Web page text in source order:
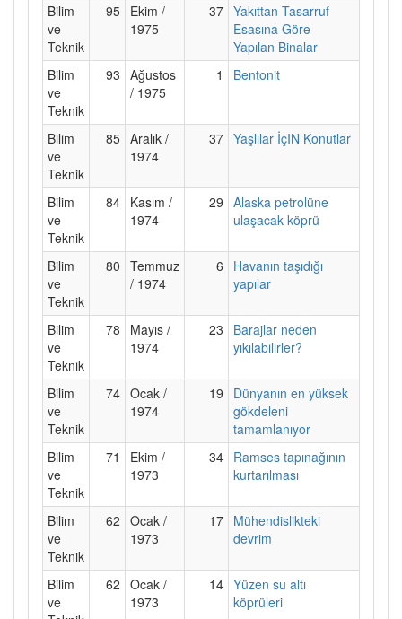
Bilim
ve
Teknik
95 Ekim /
1975
37 Yakıttan Tasarruf
Esasına Göre
Yapılan Binalar
Bilim
ve
Teknik
93 Ağustos
/ 1975
1 Bentonit
Bilim
ve
Teknik
85 Aralık /
1974
37 Yaşlılar İçIN Konutlar
Bilim
ve
Teknik
84 Kasım /
1974
29 Alaska petrolüne
ulaşacak köprü
Bilim
ve
Teknik
80 Temmuz
/ 1974
6
Havanın taşıdığı
yapılar
Bilim
ve
Teknik
78
Mayıs /
1974
23
Barajlar neden
yıkılabilirler?
Bilim
ve
Teknik
74 Ocak /
1974
19
Dünyanın en yüksek
gökdeleni
tamamlanıyor
Bilim
ve
Teknik
71
Ekim /
1973
34 Ramses tapınağının
kurtarılması
Bilim
ve
Teknik
62 Ocak /
1973
17 Mühendislikteki
devrim
Bilim
ve
62 Ocak /
1973
14 Yüzen su altı
köprüleri